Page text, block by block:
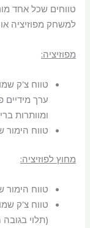
טווחים שכל אחד
למשחק מפוזיציה או
מפוזיציה:
טווח צ'ק
ערך מידיים
ומוותרות
טווח הימור
מחוץ לפוזיציה:
טווח
טווח צ'ק